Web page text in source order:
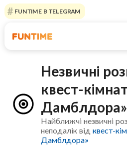
FUNTIME В TELEGRAM
Незвичні
квест-
Дамблдора»
Найближчі незвичні
неподалік відквест-
Дамблдора»